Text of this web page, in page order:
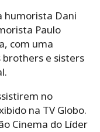
humorista Dani
Paulo
com uma
brothers e sisters
no
na TV Globo.
Cinema do Líder